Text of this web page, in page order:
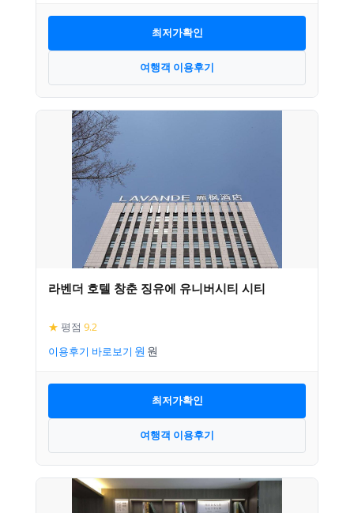
최저가확인
여행객 이용후기
라벤더 호텔 창춘 징유에 유니버시티 시티
★ 평점 9.2
이용후기 바로보기
최저가확인
여행객 이용후기